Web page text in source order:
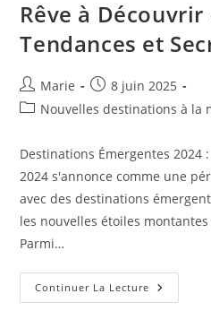
Actuelles
Pour
2023
Rêve à Découvrir
Tendances et
Auteur/autrice
de
Marie
Publication
publiée :
8 juin 2025
PostNouvelles destinations à la
Destinations Émergentes 2024
2024 s'annonce comme une
avec des destinations
les nouvelles étoiles
Parmi…
Continuer La Lecture Les
Nouvelles